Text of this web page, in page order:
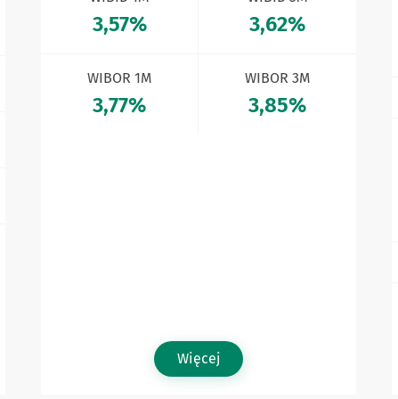
3,57% 3,62%
WIBOR 1M
3,77%
WIBOR 3M
3,85%
Więcej